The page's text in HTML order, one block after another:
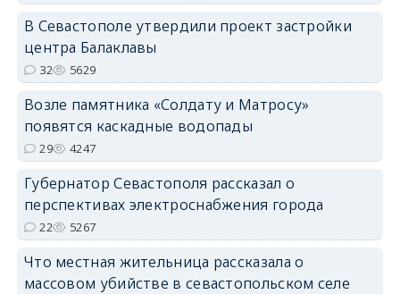
В Севастополе утвердили проект застройки
центра Балаклавы
32 5629
Возле памятника «Солдату и Матросу»
появятся каскадные водопады
29 4247
Губернатор Севастополя рассказал о
перспективах электроснабжения города
22 5267
Что местная жительница рассказала о
массовом убийстве в севастопольском селе